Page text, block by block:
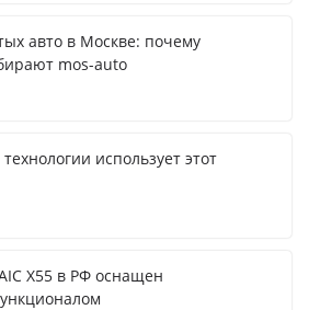
авто в Москве: почему
mos-auto
использует этот
X55 в РФ оснащен